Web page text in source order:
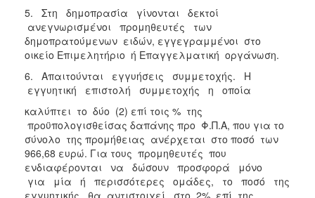
5. Στη δημοπρασία γίνονται δεκτοί
ανεγνωρισμένοι προμηθευτές των
δημοπρατούμενων ειδών, εγγεγραμμένοι στο
οικείο Επιμελητήριο ή Επαγγελματική οργάνωση.
6. Απαιτούνται εγγυήσεις συμμετοχής. Η
εγγυητική επιστολή συμμετοχής η οποία
καλύπτει το δύο (2) επί τοις % της
προϋπολογισθείσας δαπάνης προ Φ.Π.Α, που για το
σύνολο της προμήθειας ανέρχεται στο ποσό των
966,68 ευρώ. Για τους προμηθευτές που
ενδιαφέρονται να δώσουν προσφορά μόνο
για μία ή περισσότερες ομάδες, το ποσό της
εγγυητικής θα αντιστοιχεί στο 2% επί της